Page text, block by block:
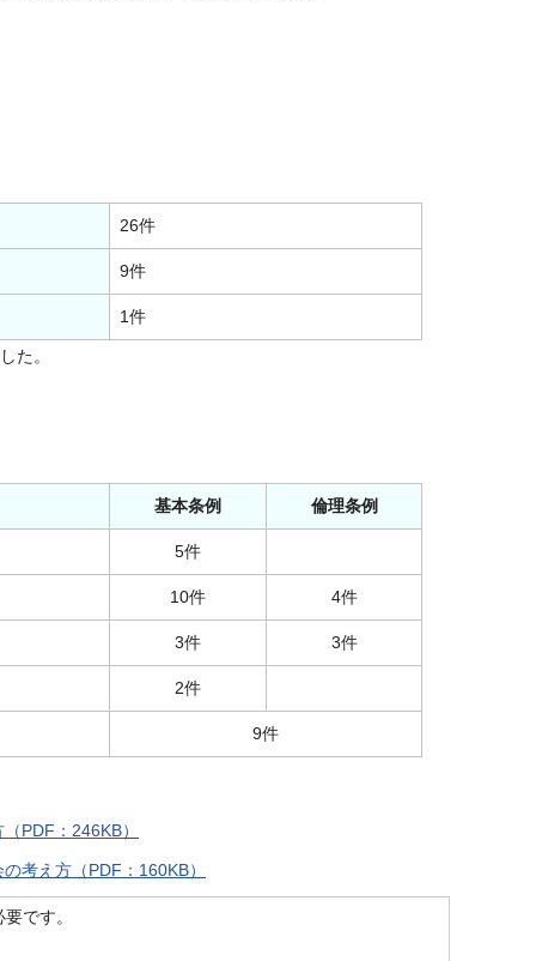
26件
9件
1件
た。
基本条例 倫理条例
5件
10件 4件
3件 3件
2件
9件
PDF：246KB）
考え方（PDF：160KB）
です。